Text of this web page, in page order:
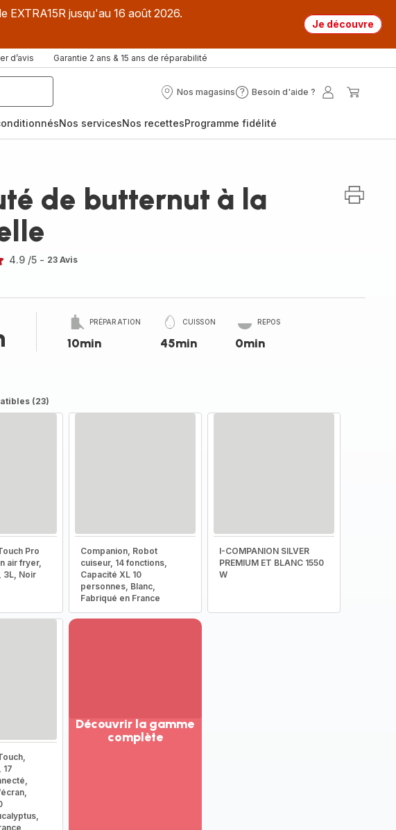
EXTRA15R jusqu'au 16 août 2026.
Je découvre
d’avis Garantie 2 ans & 15 ans de réparabilité
Nos magasins
Nos
Besoin d'aide ?
Besoin
?
Mon
Nos servicesNos recettesProgramme fidélité
de butternut à la
4.9 /5 - 23 Avis
PRÉPARATION
10min
CUISSON
45min
REPOS
0min
(23)
Pro
air fryer,
3L, Noir
Companion, Robot
cuiseur, 14 fonctions,
Capacité XL 10
personnes, Blanc,
Fabriqué en France
I-COMPANION SILVER
PREMIUM ET BLANC 1550
W
17
Découvrir la gamme
complète